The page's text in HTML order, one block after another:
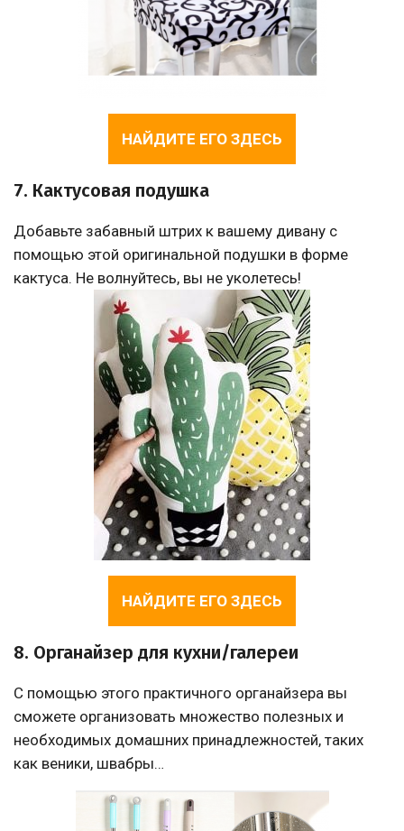
НАЙДИТЕ ЕГО ЗДЕСЬ
7. Кактусовая подушка
Добавьте забавный штрих к вашему дивану с
помощью этой оригинальной подушки в форме
кактуса. Не волнуйтесь, вы не уколетесь!
НАЙДИТЕ ЕГО ЗДЕСЬ
8. Органайзер для кухни/галереи
С помощью этого практичного органайзера вы
сможете организовать множество полезных и
необходимых домашних принадлежностей, таких
как веники, швабры…